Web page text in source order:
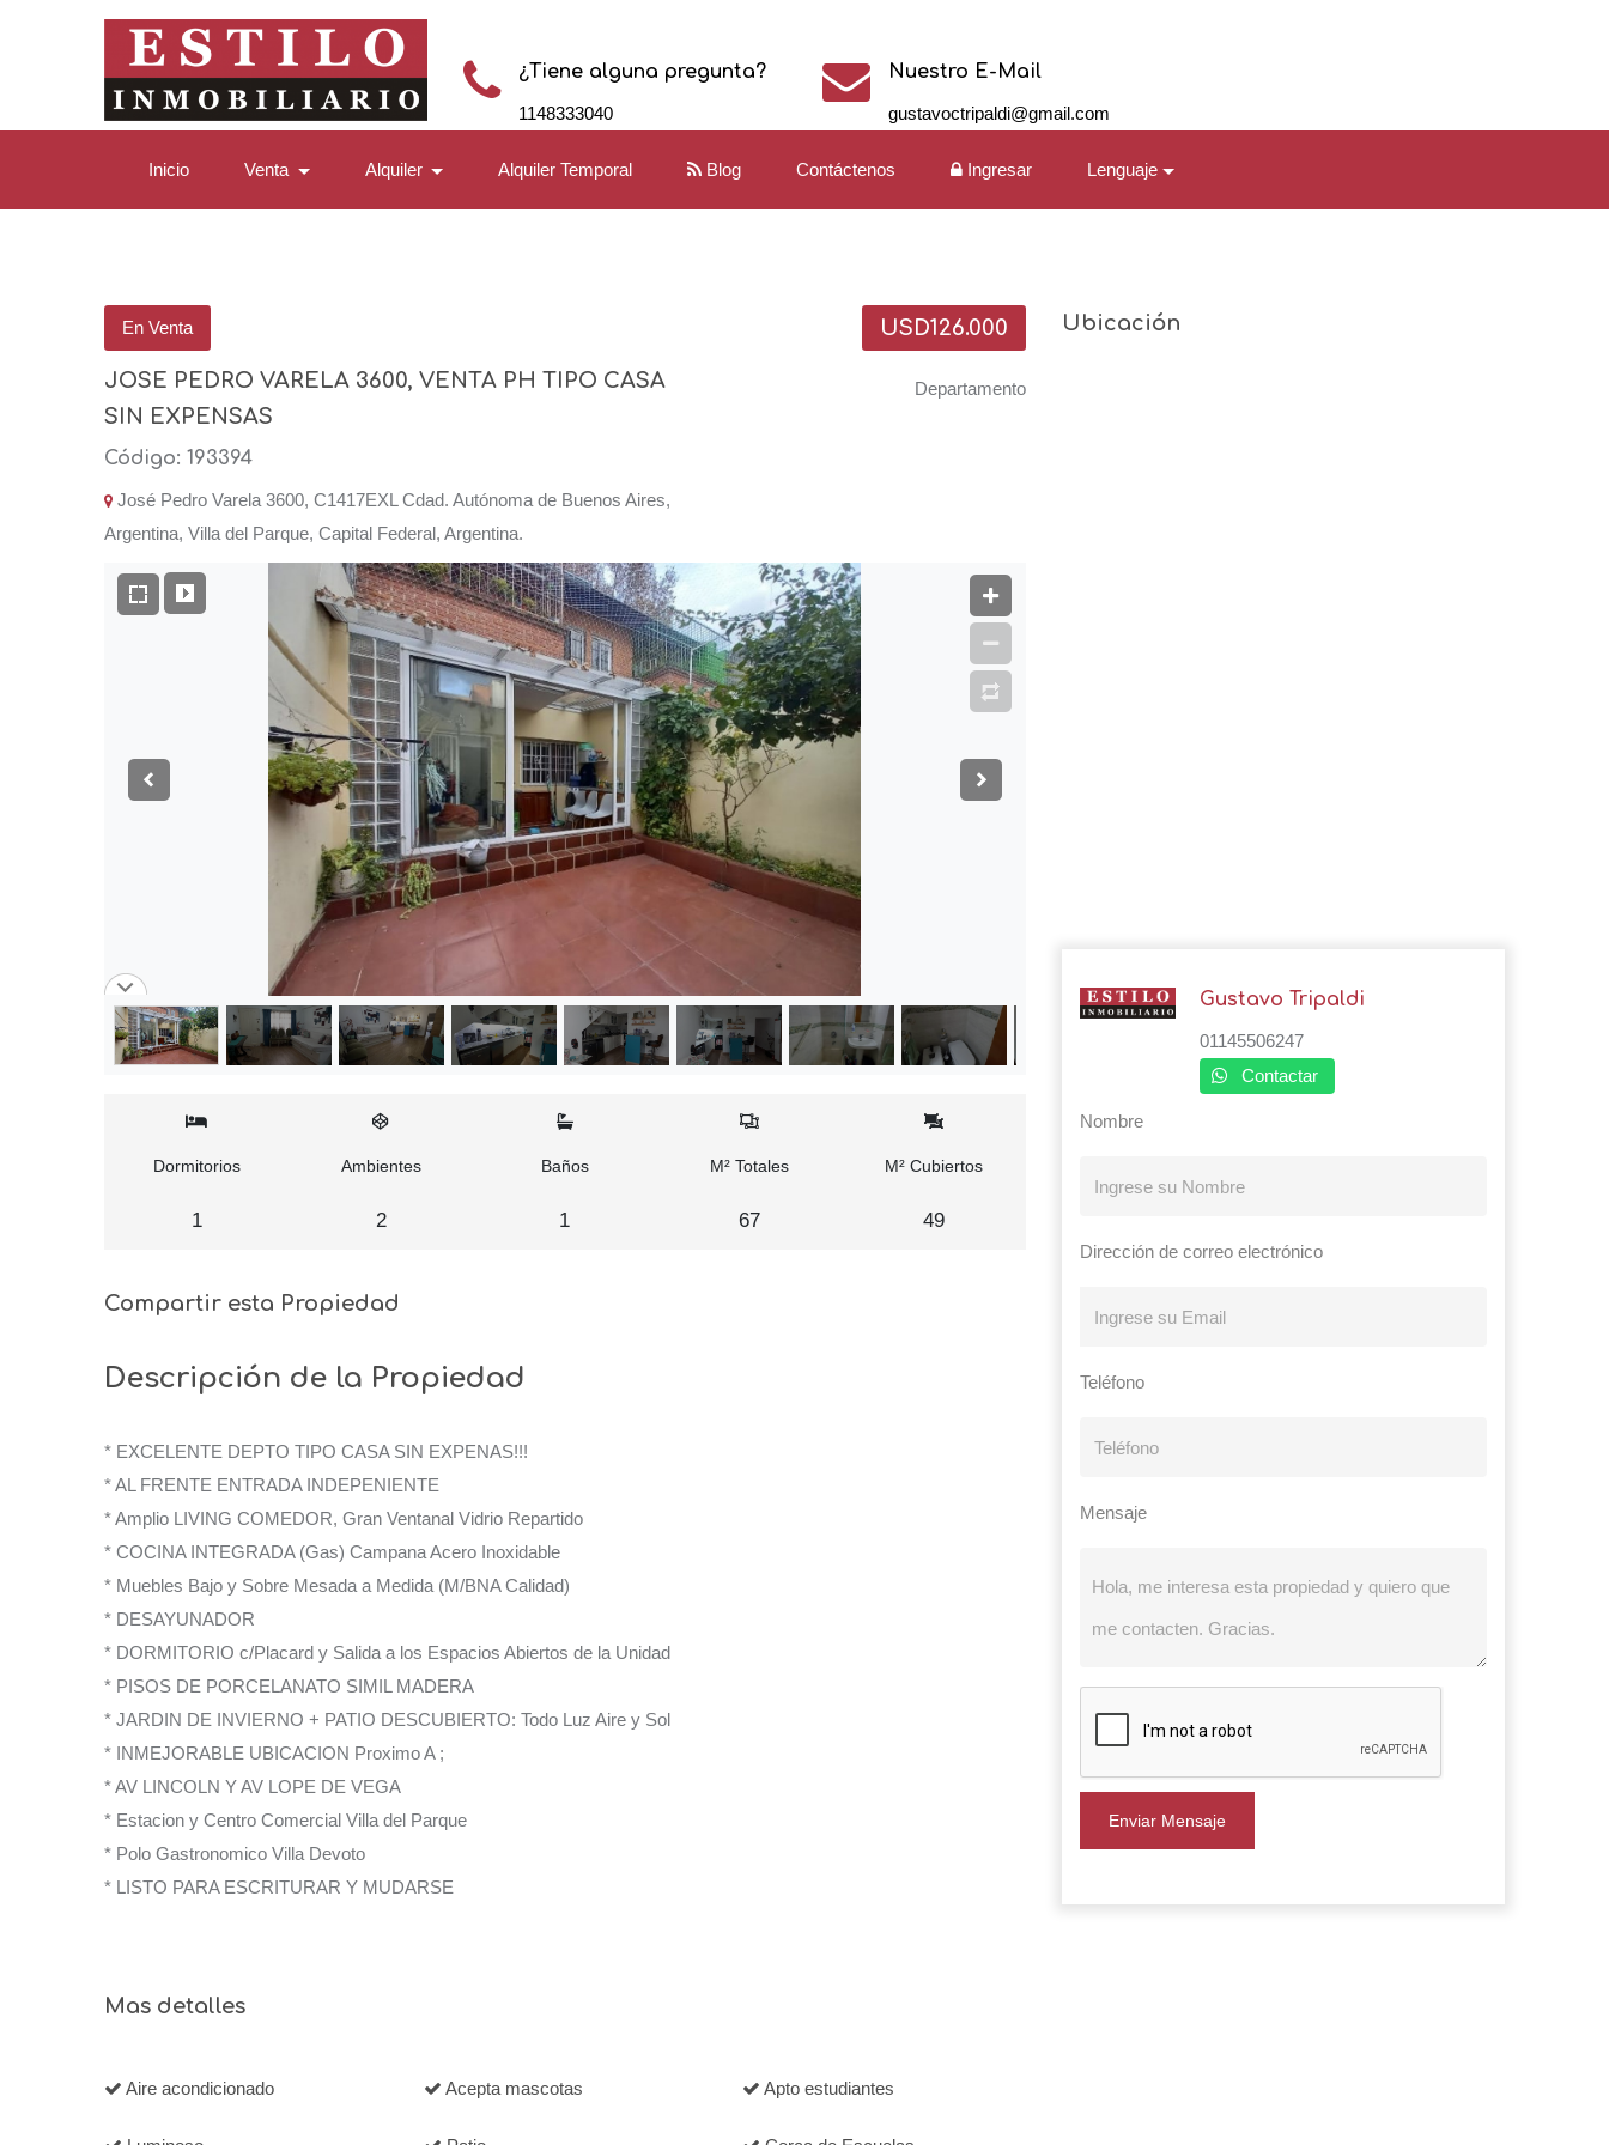
¿Tiene alguna pregunta?
1148333040
Nuestro E-Mail
gustavoctripaldi@gmail.com
Inicio Venta Alquiler Alquiler Temporal Blog Contáctenos Ingresar Lenguaje
En Venta
JOSE PEDRO VARELA 3600, VENTA PH TIPO CASA
SIN EXPENSAS
Código: 193394
José Pedro Varela 3600, C1417EXL Cdad. Autónoma de Buenos Aires,
Argentina, Villa del Parque, Capital Federal, Argentina.
USD126.000
Departamento
Dormitorios
1
Ambientes
2
Baños
1
M² Totales
67
M² Cubiertos
49
Compartir esta Propiedad
Descripción de la Propiedad
* EXCELENTE DEPTO TIPO CASA SIN EXPENAS!!!
* AL FRENTE ENTRADA INDEPENIENTE
* Amplio LIVING COMEDOR, Gran Ventanal Vidrio Repartido
* COCINA INTEGRADA (Gas) Campana Acero Inoxidable
* Muebles Bajo y Sobre Mesada a Medida (M/BNA Calidad)
* DESAYUNADOR
* DORMITORIO c/Placard y Salida a los Espacios Abiertos de la Unidad
* PISOS DE PORCELANATO SIMIL MADERA
* JARDIN DE INVIERNO + PATIO DESCUBIERTO: Todo Luz Aire y Sol
* INMEJORABLE UBICACION Proximo A ;
* AV LINCOLN Y AV LOPE DE VEGA
* Estacion y Centro Comercial Villa del Parque
* Polo Gastronomico Villa Devoto
* LISTO PARA ESCRITURAR Y MUDARSE
Mas detalles
Aire acondicionado Acepta mascotas Apto estudiantes
Ubicación
Gustavo Tripaldi
01145506247
Contactar
Nombre
Dirección de correo electrónico
Teléfono
Mensaje
Enviar Mensaje